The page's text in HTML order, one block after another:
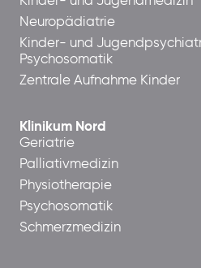
Neuropädiatrie
Kinder- und
Psychosomatik
Zentrale Aufnahme Kinder
Klinikum Nord
Geriatrie
Palliativmedizin
Physiotherapie
Psychosomatik
Schmerzmedizin